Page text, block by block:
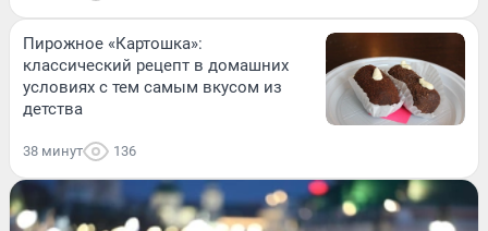
Пирожное «Картошка»:
классический рецепт в домашних
условиях с тем самым вкусом из
детства
38 минут 136